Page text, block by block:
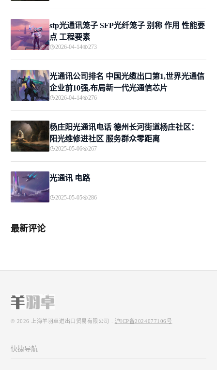
sfp光通讯笼子 SFP光纤笼子 别称 作用 性能要
点 工程要素
2026-04-14 273
光通讯公司排名 中国光缆出口第1,世界光通信
企业前10强,布局新一代光通信芯片
2026-04-14 276
杨庄阳光通讯电话 德州长河街道杨庄社区：
阳光维修进社区 服务群众零距离
2025-05-06 267
光通讯 电路
2025-05-05 286
最新评论
© 2026 上海羊羽卓进出口贸易有限公司 沪ICP备2024077106号
快捷导航